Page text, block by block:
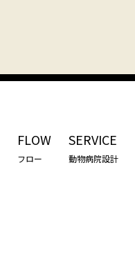
FLOW
フロー
SERVICE
動物病院設計